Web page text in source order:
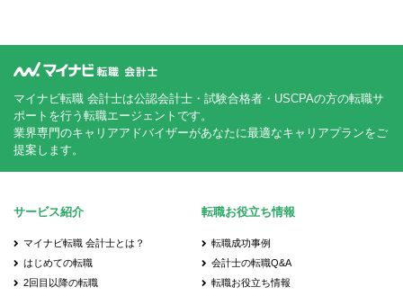
マイナビ転職 会計士は公認会計士・試験合格者・USCPAの方の転職サ
ポートを行う転職エージェントです。
業界専門のキャリアアドバイザーがあなたに最適なキャリアプランをご
提案します。
サービス紹介
マイナビ転職 会計士とは？
はじめての転職
2回目以降の転職
転職お役立ち情報
転職成功事例
会計士の転職Q&A
転職お役立ち情報